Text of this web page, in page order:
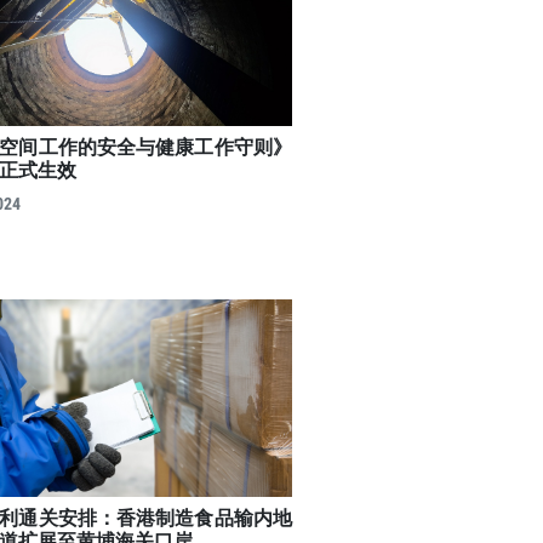
间工作的安全与健康工作守则》
式生效
通关安排：香港制造食品输内地